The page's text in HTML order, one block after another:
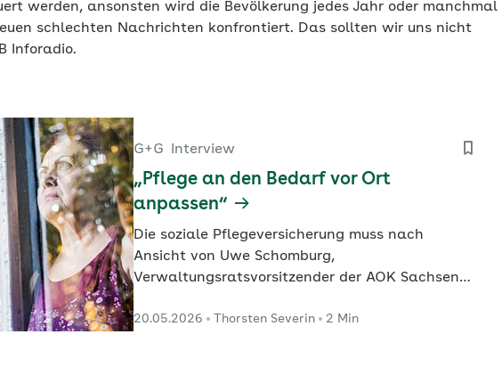
werden, ansonsten wird die Bevölkerung jedes Jahr oder manchmal
schlechten Nachrichten konfrontiert. Das sollten wir uns nicht
Inforadio.
G+G Interview
„Pflege an den Bedarf vor Ort
anpassen“
Die soziale Pflegeversicherung muss nach
Ansicht von Uwe Schomburg,
Verwaltungsratsvorsitzender der AOK Sachsen-
saniert werden.
20.05.2026 Thorsten Severin 2 Min